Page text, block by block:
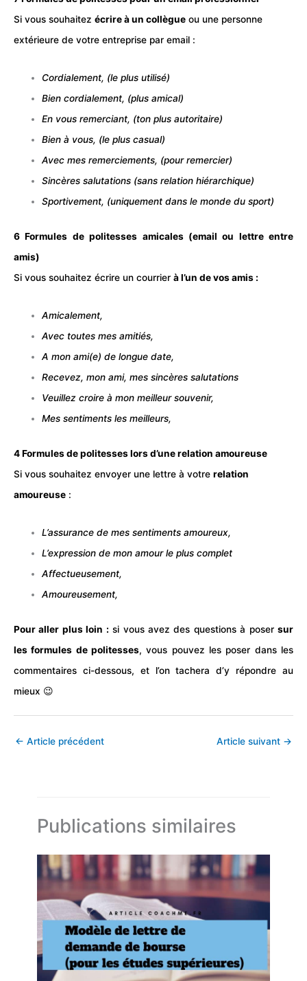
Si vous souhaitez écrire à un collègue ou une personne
extérieure de votre entreprise par email :
Cordialement, (le plus utilisé)
Bien cordialement, (plus amical)
En vous remerciant, (ton plus autoritaire)
Bien à vous, (le plus casual)
Avec mes remerciements, (pour remercier)
Sincères salutations (sans relation hiérarchique)
Sportivement, (uniquement dans le monde du sport)
6 Formules de politesses amicales (email ou lettre entre
amis)
Si vous souhaitez écrire un courrier à l’un de vos amis :
Amicalement,
Avec toutes mes amitiés,
A mon ami(e) de longue date,
Recevez, mon ami, mes sincères salutations
Veuillez croire à mon meilleur souvenir,
Mes sentiments les meilleurs,
4 Formules de politesses lors d’une relation amoureuse
Si vous souhaitez envoyer une lettre à votre relation
amoureuse :
L’assurance de mes sentiments amoureux,
L’expression de mon amour le plus complet
Affectueusement,
Amoureusement,
Pour aller plus loin : si vous avez des questions à posersur
les formules de politesses, vous pouvez les poser dans les
commentaires ci-dessous, et l’on tachera d’y répondre au
mieux 😉
← Article précédent Article suivant →
Publications similaires